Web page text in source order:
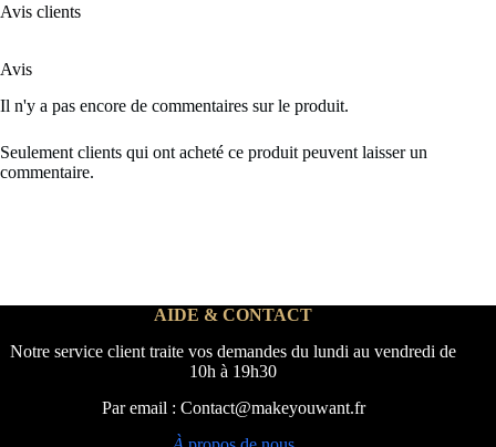
Avis clients
Avis
Il n'y a pas encore de commentaires sur le produit.
Seulement clients qui ont acheté ce produit peuvent laisser un
commentaire.
AIDE & CONTACT
Notre service client traite vos demandes du lundi au vendredi de
10h à 19h30
Par email : Contact@makeyouwant.fr